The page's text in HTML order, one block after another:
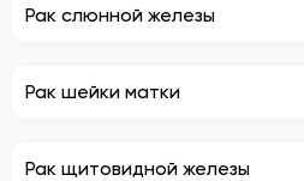
Рак слюнной железы
Рак шейки матки
Рак щитовидной железы